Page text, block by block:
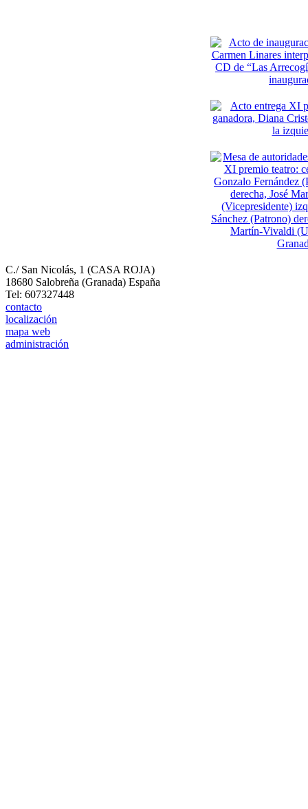
C./ San Nicolás, 1 (CASA ROJA)
18680 Salobreña (Granada) España
Tel: 607327448
contacto
localización
mapa web
administración